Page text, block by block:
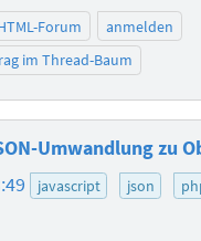
Forum
anmelden
im Thread-Baum
Umwandlung zu
javascript json